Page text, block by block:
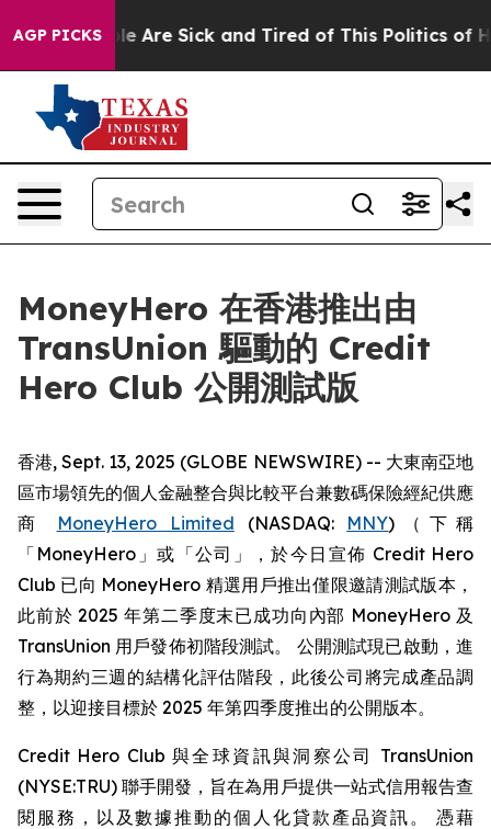
AGP PICKS
“People Are Sick and Tired of This Politics of
MoneyHero 在香港推出由
TransUnion 驅動的 Credit
Hero Club 公開測試版
香港, Sept. 13, 2025 (GLOBE NEWSWIRE) -- 大東南亞地
區市場領先的個人金融整合與比較平台兼數碼保險經紀供應
商
MoneyHero Limited (NASDAQ: MNY)（下稱
「MoneyHero」或「公司」，於今日宣佈 Credit Hero
Club 已向 MoneyHero 精選用戶推出僅限邀請測試版本，
此前於 2025 年第二季度末已成功向內部 MoneyHero 及
TransUnion 用戶發佈初階段測試。 公開測試現已啟動，進
行為期約三週的結構化評估階段，此後公司將完成產品調
整，以迎接目標於 2025 年第四季度推出的公開版本。
Credit Hero Club 與全球資訊與洞察公司 TransUnion
(NYSE:TRU) 聯手開發，旨在為用戶提供一站式信用報告查
閱服務，以及數據推動的個人化貸款產品資訊。 憑藉